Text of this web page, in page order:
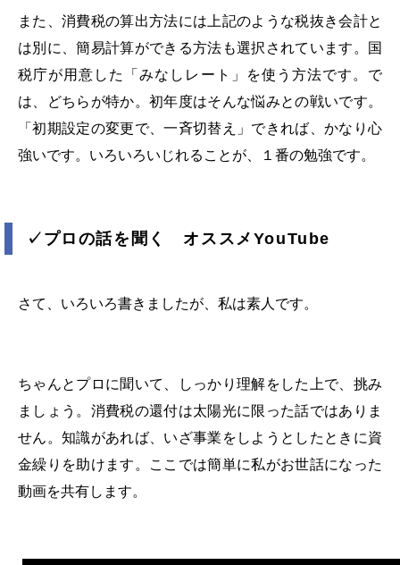
また、消費税の算出方法には上記のような税抜き会計と
は別に、簡易計算ができる方法も選択されています。国
税庁が用意した「みなしレート」を使う方法です。で
は、どちらが特か。初年度はそんな悩みとの戦いです。
「初期設定の変更で、一斉切替え」できれば、かなり心
強いです。いろいろいじれることが、１番の勉強です。
✓ プロの話を聞く オススメ YouTube
さて、いろいろ書きましたが、私は素人です。
ちゃんとプロに聞いて、しっかり理解をした上で、挑み
ましょう。消費税の還付は太陽光に限った話ではありま
せん。知識があれば、いざ事業をしようとしたときに資
金繰りを助けます。ここでは簡単に私がお世話になった
動画を共有します。